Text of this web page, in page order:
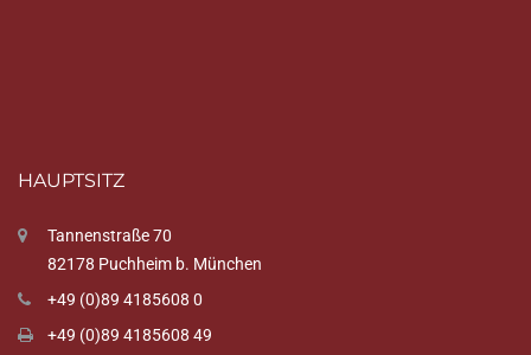
HAUPTSITZ
Tannenstraße 70
82178 Puchheim b. München
+49 (0)89 4185608 0
+49 (0)89 4185608 49